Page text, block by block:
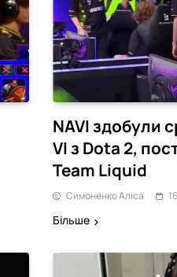
NAVI здобули
VI з Dota 2,
Team Liquid
Симоненко Аліса
Більше